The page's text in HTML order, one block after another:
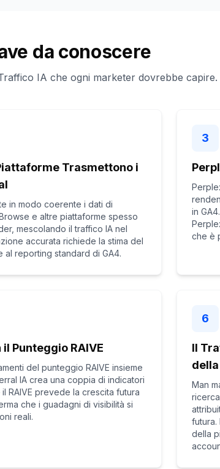
da conoscere
IA che ogni marketer dovrebbe capire.
Trasmettono i
in modo coerente i dati di
e altre piattaforme spesso
mescolando il traffico IA nel
accurata richiede la stima del
al reporting standard di GA4.
3
in
che è
Punteggio RAIVE
del punteggio RAIVE insieme
IA crea una coppia di indicatori
RAIVE prevede la crescita futura
che i guadagni di visibilità si
reali.
6
Il
Man
futura.
della